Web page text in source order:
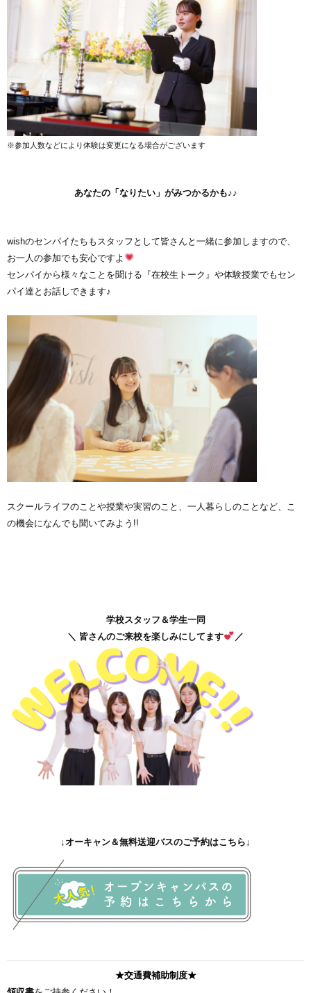
※参加人数などにより体験は変更になる場合がございます
あなたの「なりたい」がみつかるかも♪♪
wishのセンパイたちもスタッフとして皆さんと一緒に参加しますので、
お一人の参加でも安心ですよ
センパイから様々なことを聞ける『在校生トーク』や体験授業でもセン
パイ達とお話しできます♪
スクールライフのことや授業や実習のこと、一人暮らしのことなど、こ
の機会になんでも聞いてみよう!!
学校スタッフ＆学生一同
＼ 皆さんのご来校を楽しみにしてます
／
↓オーキャン＆無料送迎バスのご予約はこちら↓
★交通費補助制度★